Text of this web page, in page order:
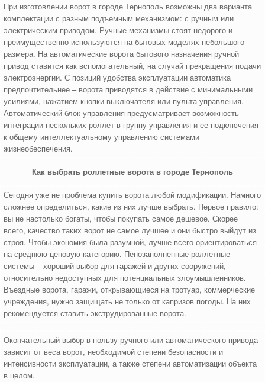
При изготовлении ворот в городе Тернополь возможны два варианта
комплектации с разным подъемным механизмом: с ручным или
электрическим приводом. Ручные механизмы стоят недорого и
преимущественно используются на бытовых моделях небольшого
размера. На автоматические ворота бытового назначения ручной
привод ставится как вспомогательный, на случай прекращения подачи
электроэнергии. С позиций удобства эксплуатации автоматика
предпочтительнее – ворота приводятся в действие с минимальными
усилиями, нажатием кнопки выключателя или пульта управления.
Автоматический блок управления предусматривает возможность
интеграции нескольких роллет в группу управления и ее подключения
к общему интеллектуальному управлению системами
жизнеобеспечения.
Как выбрать роллетные ворота в городе Тернополь
Сегодня уже не проблема купить ворота любой модификации. Намного
сложнее определиться, какие из них лучше выбрать. Первое правило:
вы не настолько богаты, чтобы покупать самое дешевое. Скорее
всего, качество таких ворот не самое лучшее и они быстро выйдут из
строя. Чтобы экономия была разумной, лучше всего ориентироваться
на среднюю ценовую категорию. Пенозаполненные роллетные
системы – хороший выбор для гаражей и других сооружений,
относительно недоступных для потенциальных злоумышленников.
Въездные ворота, гаражи, открывающиеся на тротуар, коммерческие
учреждения, нужно защищать не только от капризов погоды. На них
рекомендуется ставить экструдированные ворота.
Окончательный выбор в пользу ручного или автоматического привода
зависит от веса ворот, необходимой степени безопасности и
интенсивности эксплуатации, а также степени автоматизации объекта
в целом.